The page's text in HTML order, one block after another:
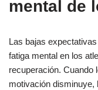
mental de
Las bajas
fatiga mental en los
recuperación. Cuando
motivación disminuye,